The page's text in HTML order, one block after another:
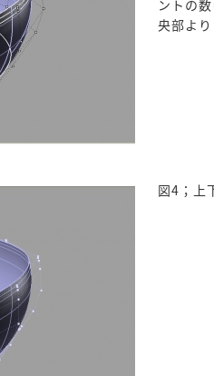
ントの
央部よ
図4；上